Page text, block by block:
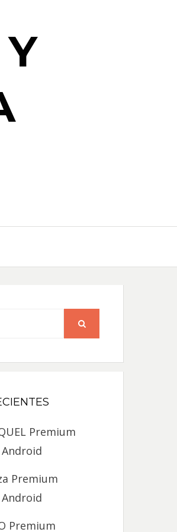
Premium
Premium
Premium